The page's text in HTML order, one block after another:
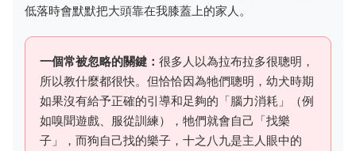
低落時會默默把大頭靠在我膝蓋上的家人。
一個常被忽略的關鍵： 很多人以為拉布拉多很聰明，
所以教什麼都很快。但恰恰因為牠們聰明，幼犬時期
如果沒有給予正確的引導和足夠的「腦力消耗」（例
如嗅聞遊戲、服從訓練），牠們就會自己「找樂
子」，而狗自己找的樂子，十之八九是主人眼中的